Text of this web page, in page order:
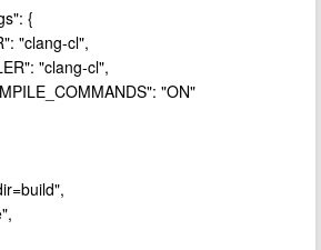
{
"clang-cl",
"clang-cl",
"ON"